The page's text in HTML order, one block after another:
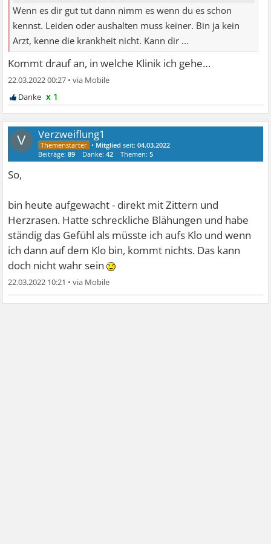
Wenn es dir gut tut dann nimm es wenn du es schon
kennst. Leiden oder aushalten muss keiner. Bin ja kein
Arzt, kenne die krankheit nicht. Kann dir ...
Kommt drauf an, in welche Klinik ich gehe…
22.03.2022 00:27 •
x 1
V Verzweiflung1
• Mitglied seit:04.03.2022
Beiträge:89 Danke:42 Themen:5
So,
bin heute aufgewacht - direkt mit Zittern und
Herzrasen. Hatte schreckliche Blähungen und habe
ständig das Gefühl als müsste ich aufs Klo und wenn
ich dann auf dem Klo bin, kommt nichts. Das kann
doch nicht wahr sein
22.03.2022 10:21 •